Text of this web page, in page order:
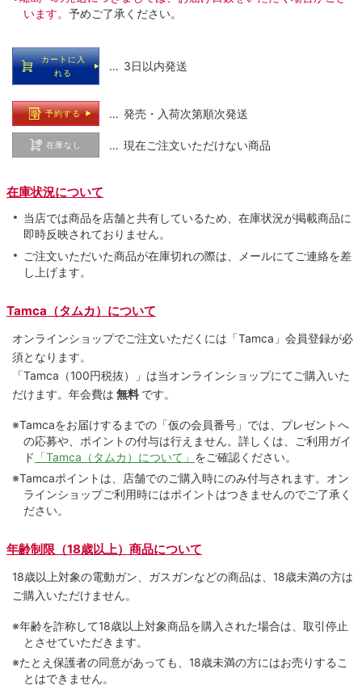
います。 予めご了承ください。
カートに入
れる
… 3日以内発送
予約する … 発売・入荷次第順次発送
在庫なし … 現在ご注文いただけない商品
在庫状況について
当店では商品を店舗と共有しているため、在庫状況が掲載商品に
即時反映されておりません。
ご注文いただいた商品が在庫切れの際は、メールにてご連絡を差
し上げます。
Tamca（タムカ）について
オンラインショップでご注⽂いただくには「Tamca」会員登録が必
須となります。
「Tamca （100円税抜）
」は当オンラインショップにてご購⼊いた
だけます。 年会費は 無料 です。
※Tamcaをお届けするまでの「仮の会員番号」では、プレゼントへ
の応募や、ポイントの付与は⾏えません。詳しくは、ご利⽤ガイ
ド 「Tamca（タムカ）について」 をご確認ください。
※Tamcaポイントは、店舗でのご購⼊時にのみ付与されます。オン
ラインショップご利用時にはポイントはつきませんのでご了承く
ださい。
年齢制限（18歳以上）商品について
18歳以上対象の電動ガン、ガスガンなどの商品は、18歳未満の方は
ご購入いただけません。
※年齢を詐称して18歳以上対象商品を購入された場合は、取引停止
とさせていただきます。
※たとえ保護者の同意があっても、18歳未満の方にはお売りするこ
とはできません。